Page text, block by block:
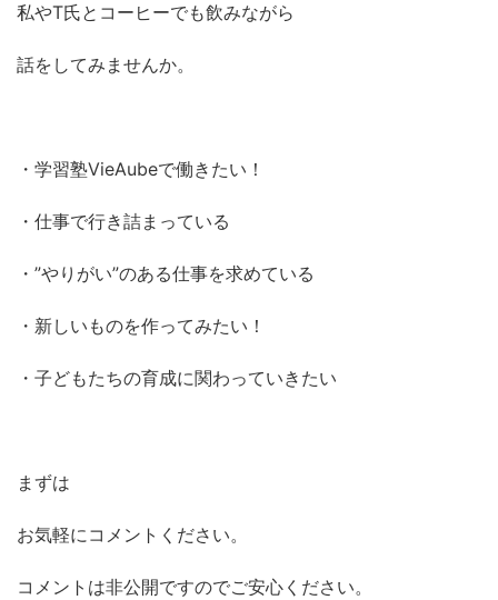
私やT氏とコーヒーでも飲みながら
話をしてみませんか。
・学習塾VieAubeで働きたい！
・仕事で行き詰まっている
・”やりがい”のある仕事を求めている
・新しいものを作ってみたい！
・子どもたちの育成に関わっていきたい
まずは
お気軽にコメントください。
コメントは非公開ですのでご安心ください。